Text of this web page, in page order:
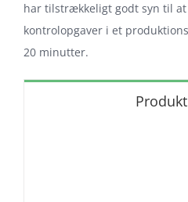
har tilstrækkeligt godt syn til
kontrolopgaver i et
20 minutter.